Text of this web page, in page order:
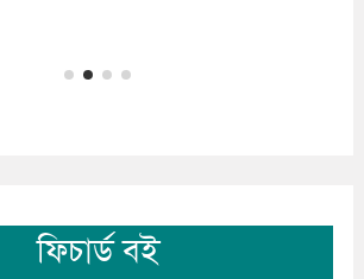
ফিচার্ড বই